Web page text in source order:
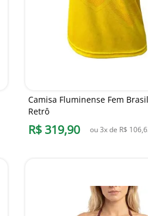
Camisa Fluminense Fem
Retrô
R$ 319,90 ou3x de R$ 106,